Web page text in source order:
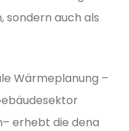
sondern auch als
Wärmeplanung –
erhebt die dena